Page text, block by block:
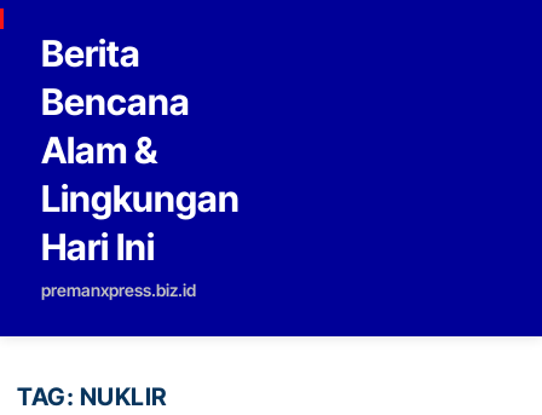
Skip to content
Berita
Bencana
Alam &
Lingkungan
Hari Ini
premanxpress.biz.id
TAG: NUKLIR